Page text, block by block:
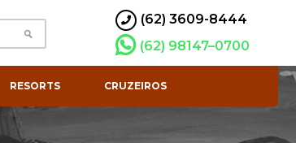
(62) 3609-8444
(62) 98147–0700
RESORTS CRUZEIROS